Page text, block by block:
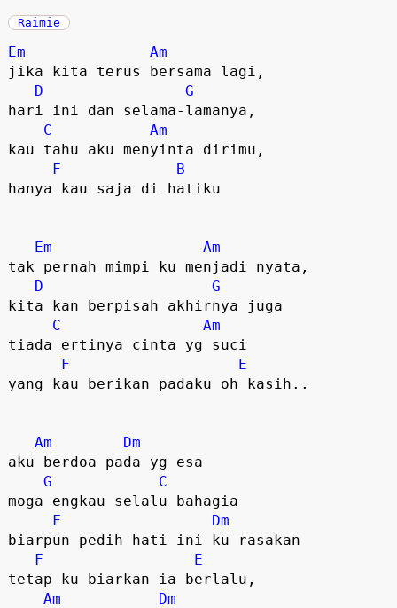
Raimie
Em
Am
jika kita terus bersama lagi,
D
G
hari ini dan selama-lamanya,
C
Am
kau tahu aku menyinta dirimu,
F
B
hanya kau saja di hatiku
Em
Am
tak pernah mimpi ku menjadi nyata,
D
G
kita kan berpisah akhirnya juga
C
Am
tiada ertinya cinta yg suci
F
E
yang kau berikan padaku oh kasih..
Am
Dm
aku berdoa pada yg esa
G
C
moga engkau selalu bahagia
F
Dm
biarpun pedih hati ini ku rasakan
F
E
tetap ku biarkan ia berlalu,
Am
Dm